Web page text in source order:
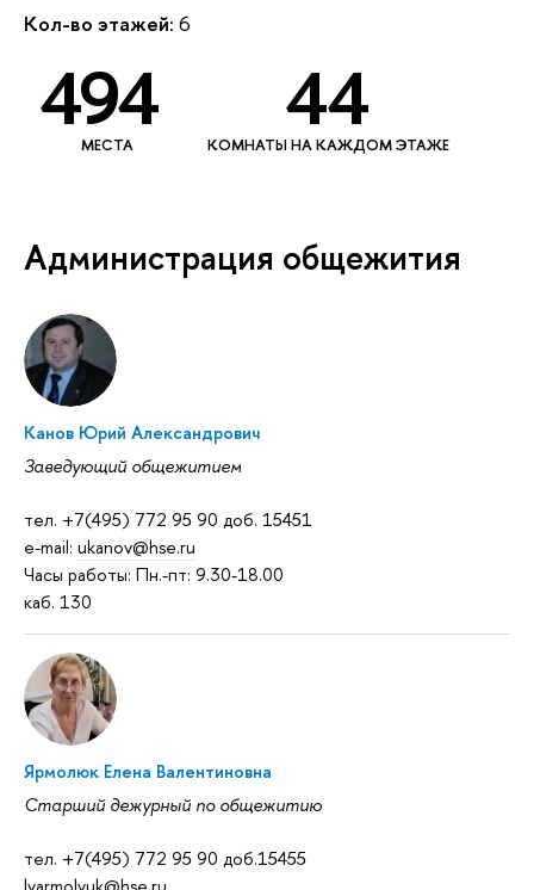
Кол-во этажей: 6
494
МЕСТА 44
КОМНАТЫ НА КАЖДОМ ЭТАЖЕ
Администрация общежития
Канов Юрий Александрович
Заведующий общежитием
тел. +7(495) 772 95 90 доб. 15451
e-mail: ukanov@hse.ru
Часы работы: Пн.-пт: 9.30-18.00
каб. 130
Ярмолюк Елена Валентиновна
Старший дежурный по общежитию
тел. +7(495) 772 95 90 доб.15455